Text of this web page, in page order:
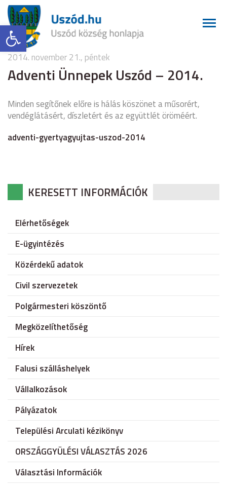
Eszköztár megnyitása
2014. november 21., péntek
Adventi Ünnepek Uszód – 2014.
Minden segítőnek előre is hálás köszönet a műsorért,
vendéglátásért, díszletért és az együttlét öröméért.
adventi-gyertyagyujtas-uszod-2014
KERESETT INFORMÁCIÓK
Elérhetőségek
E-ügyintézés
Közérdekű adatok
Civil szervezetek
Polgármesteri köszöntő
Megközelíthetőség
Hírek
Falusi szálláshelyek
Vállalkozások
Pályázatok
Települési Arculati kézikönyv
ORSZÁGGYÜLÉSI VÁLASZTÁS 2026
Választási Információk